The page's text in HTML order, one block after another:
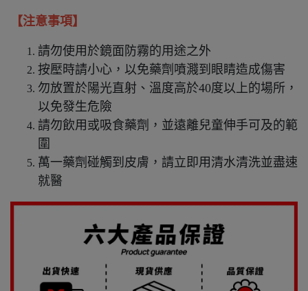
【注意事項】
請勿使用於鏡面防霧的用途之外
按壓時請小心，以免藥劑噴濺到眼睛造成傷害
勿放置於陽光直射、溫度高於40度以上的場所，
以免發生危險
請勿飲用或吸食藥劑，並遠離兒童伸手可及的範
圍
萬一藥劑碰觸到皮膚，請立即用清水清洗並盡速
就醫